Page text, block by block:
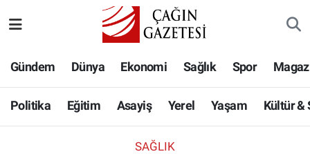
Gündem Dünya Ekonomi Sağlık Spor
Politika Eğitim Asayiş Yerel Yaşam Kültür &
SAĞLIK
Eğitim
Asayiş
Hava Durumu
Namaz Vakitleri